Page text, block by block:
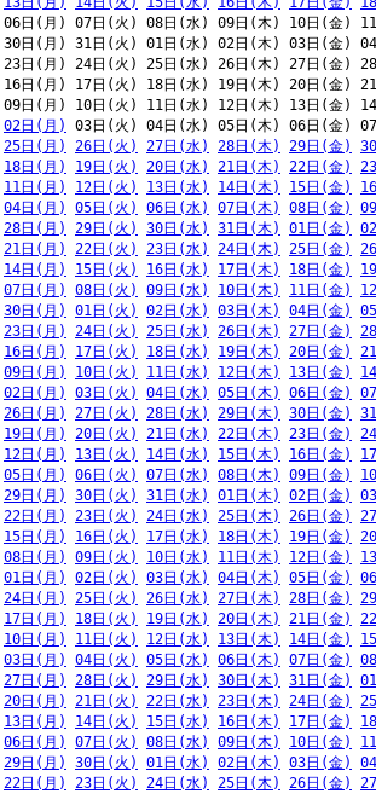
06日(月) 07日(火) 08日(水) 09日(木) 10日(金)
30日(月) 31日(火) 01日(水) 02日(木) 03日(金)
23日(月) 24日(火) 25日(水) 26日(木) 27日(金)
16日(月) 17日(火) 18日(水) 19日(木) 20日(金)
09日(月) 10日(火) 11日(水) 12日(木) 13日(金)
02日(月)
03日(火) 04日(水) 05日(木) 06日(金)
25日(月) 26日(火) 27日(水) 28日(木) 29日(金)
18日(月) 19日(火) 20日(水) 21日(木) 22日(金)
11日(月) 12日(火) 13日(水) 14日(木) 15日(金)
04日(月) 05日(火) 06日(水) 07日(木) 08日(金)
28日(月) 29日(火) 30日(水) 31日(木) 01日(金)
21日(月) 22日(火) 23日(水) 24日(木) 25日(金)
14日(月) 15日(火) 16日(水) 17日(木) 18日(金)
07日(月) 08日(火) 09日(水) 10日(木) 11日(金)
30日(月) 01日(火) 02日(水) 03日(木) 04日(金)
23日(月) 24日(火) 25日(水) 26日(木) 27日(金)
16日(月) 17日(火) 18日(水) 19日(木) 20日(金)
09日(月) 10日(火) 11日(水) 12日(木) 13日(金)
02日(月) 03日(火) 04日(水) 05日(木) 06日(金)
26日(月) 27日(火) 28日(水) 29日(木) 30日(金)
19日(月) 20日(火) 21日(水) 22日(木) 23日(金)
12日(月) 13日(火) 14日(水) 15日(木) 16日(金)
05日(月) 06日(火) 07日(水) 08日(木) 09日(金)
29日(月) 30日(火) 31日(水) 01日(木) 02日(金)
22日(月) 23日(火) 24日(水) 25日(木) 26日(金)
15日(月) 16日(火) 17日(水) 18日(木) 19日(金)
08日(月) 09日(火) 10日(水) 11日(木) 12日(金)
01日(月) 02日(火) 03日(水) 04日(木) 05日(金)
24日(月) 25日(火) 26日(水) 27日(木) 28日(金)
17日(月) 18日(火) 19日(水) 20日(木) 21日(金)
10日(月) 11日(火) 12日(水) 13日(木) 14日(金)
03日(月) 04日(火) 05日(水) 06日(木) 07日(金)
27日(月) 28日(火) 29日(水) 30日(木) 31日(金)
20日(月) 21日(火) 22日(水) 23日(木) 24日(金)
13日(月) 14日(火) 15日(水) 16日(木) 17日(金)
06日(月) 07日(火) 08日(水) 09日(木) 10日(金)
29日(月) 30日(火) 01日(水) 02日(木) 03日(金)
22日(月) 23日(火) 24日(水) 25日(木) 26日(金)